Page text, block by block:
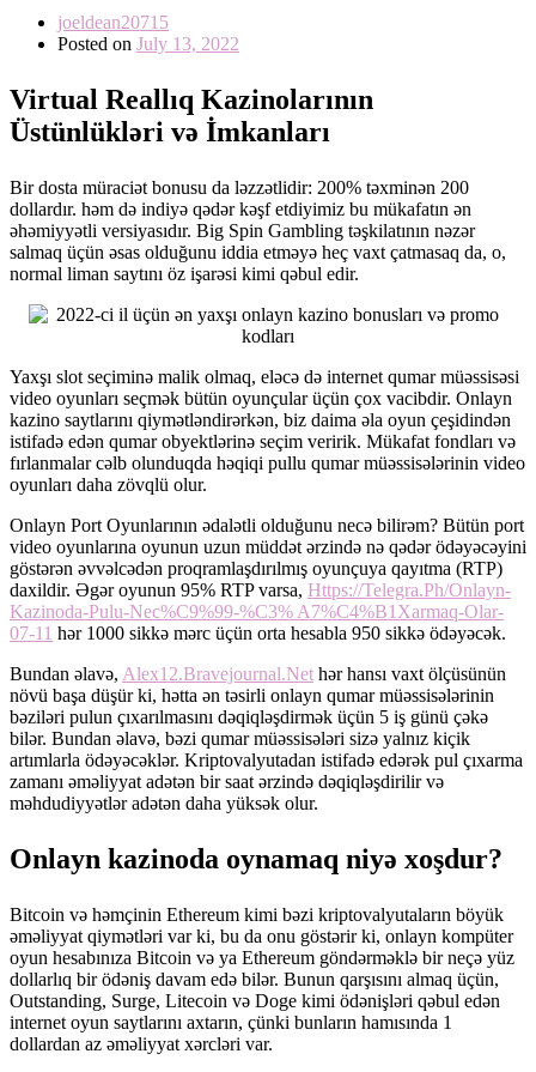
joeldean20715
Posted on July 13, 2022
Virtual Reallıq Kazinolarının
Üstünlükləri və İmkanları
Bir dosta müraciət bonusu da ləzzətlidir: 200% təxminən 200
dollardır. həm də indiyə qədər kəşf etdiyimiz bu mükafatın ən
əhəmiyyətli versiyasıdır. Big Spin Gambling təşkilatının nəzər
salmaq üçün əsas olduğunu iddia etməyə heç vaxt çatmasaq da, o,
normal liman saytını öz işarəsi kimi qəbul edir.
Yaxşı slot seçiminə malik olmaq, eləcə də internet qumar müəssisəsi
video oyunları seçmək bütün oyunçular üçün çox vacibdir. Onlayn
kazino saytlarını qiymətləndirərkən, biz daima əla oyun çeşidindən
istifadə edən qumar obyektlərinə seçim veririk. Mükafat fondları və
fırlanmalar cəlb olunduqda həqiqi pullu qumar müəssisələrinin video
oyunları daha zövqlü olur.
Onlayn Port Oyunlarının ədalətli olduğunu necə bilirəm? Bütün port
video oyunlarına oyunun uzun müddət ərzində nə qədər ödəyəcəyini
göstərən əvvəlcədən proqramlaşdırılmış oyunçuya qayıtma (RTP)
daxildir. Əgər oyunun 95% RTP varsa, Https://Telegra.Ph/Onlayn-
Kazinoda-Pulu-Nec%C9%99-%C3% A7%C4%B1Xarmaq-Olar-
07-11 hər 1000 sikkə mərc üçün orta hesabla 950 sikkə ödəyəcək.
Bundan əlavə, Alex12.Bravejournal.Net hər hansı vaxt ölçüsünün
növü başa düşür ki, hətta ən təsirli onlayn qumar müəssisələrinin
bəziləri pulun çıxarılmasını dəqiqləşdirmək üçün 5 iş günü çəkə
bilər. Bundan əlavə, bəzi qumar müəssisələri sizə yalnız kiçik
artımlarla ödəyəcəklər. Kriptovalyutadan istifadə edərək pul çıxarma
zamanı əməliyyat adətən bir saat ərzində dəqiqləşdirilir və
məhdudiyyətlər adətən daha yüksək olur.
Onlayn kazinoda oynamaq niyə xoşdur?
Bitcoin və həmçinin Ethereum kimi bəzi kriptovalyutaların böyük
əməliyyat qiymətləri var ki, bu da onu göstərir ki, onlayn kompüter
oyun hesabınıza Bitcoin və ya Ethereum göndərməklə bir neçə yüz
dollarlıq bir ödəniş davam edə bilər. Bunun qarşısını almaq üçün,
Outstanding, Surge, Litecoin və Doge kimi ödənişləri qəbul edən
internet oyun saytlarını axtarın, çünki bunların hamısında 1
dollardan az əməliyyat xərcləri var.